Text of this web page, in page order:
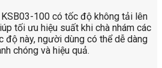
KSB03-100 có tốc độ không tải lên
tối ưu hiệu suất khi chà nhám các
độ này, người dùng có thể dễ dàng
chóng và hiệu quả.